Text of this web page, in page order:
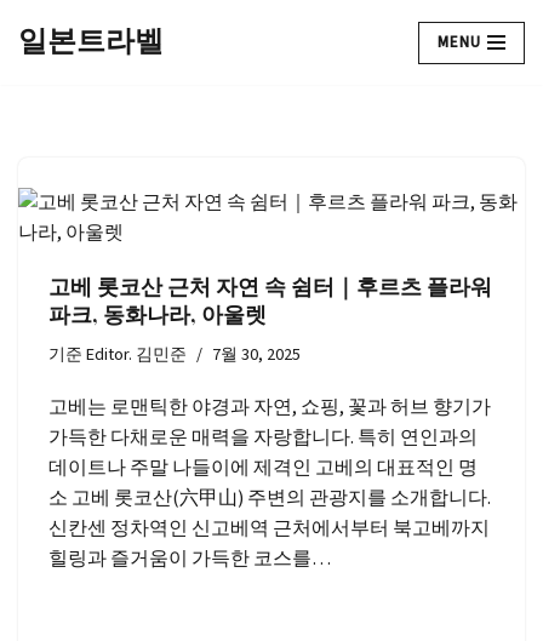
건
뛰
일본트라벨 MENU
고베 롯코산 근처 자연 속 쉼터｜후르츠 플라워
파크, 동화나라, 아울렛
기준Editor. 김민준 7월 30, 2025
고베는 로맨틱한 야경과 자연, 쇼핑, 꽃과 허브 향기가
가득한 다채로운 매력을 자랑합니다. 특히 연인과의
데이트나 주말 나들이에 제격인 고베의 대표적인 명
소 고베 롯코산(六甲山) 주변의 관광지를 소개합니다.
신칸센 정차역인 신고베역 근처에서부터 북고베까지
힐링과 즐거움이 가득한 코스를…